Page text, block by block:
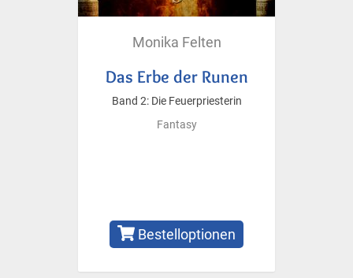
Monika Felten
Das Erbe der Runen
Band 2: Die Feuerpriesterin
Fantasy
Bestelloptionen